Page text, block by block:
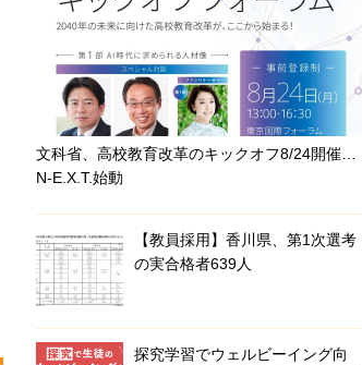
文科省、高校教育改革のキックオフ8/24開催…
N-E.X.T.始動
【教員採用】香川県、第1次選考
の実合格者639人
探究学習でウェルビーイング向